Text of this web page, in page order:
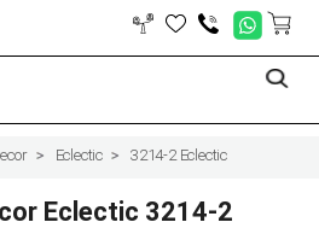
Eclectic 3214-2 Eclectic
Eclectic 3214-2